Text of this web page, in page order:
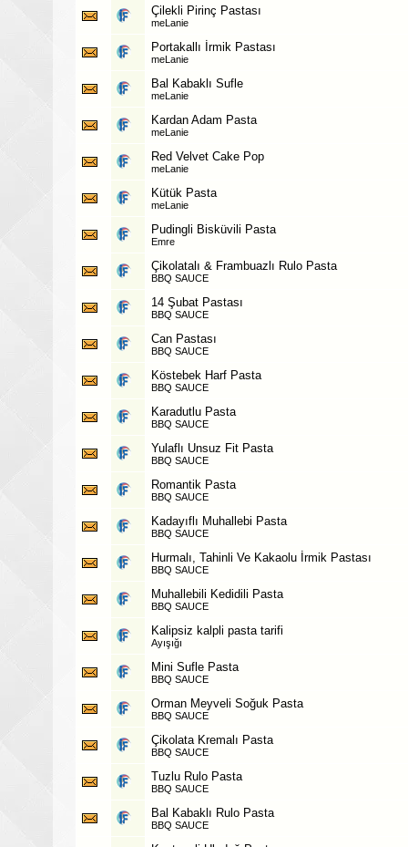
Çilekli Pirinç Pastası
meLanie
Portakallı İrmik Pastası
meLanie
Bal Kabaklı Sufle
meLanie
Kardan Adam Pasta
meLanie
Red Velvet Cake Pop
meLanie
Kütük Pasta
meLanie
Pudingli Bisküvili Pasta
Emre
Çikolatalı & Frambuazlı Rulo Pasta
BBQ SAUCE
14 Şubat Pastası
BBQ SAUCE
Can Pastası
BBQ SAUCE
Köstebek Harf Pasta
BBQ SAUCE
Karadutlu Pasta
BBQ SAUCE
Yulaflı Unsuz Fit Pasta
BBQ SAUCE
Romantik Pasta
BBQ SAUCE
Kadayıflı Muhallebi Pasta
BBQ SAUCE
Hurmalı, Tahinli Ve Kakaolu İrmik Pastası
BBQ SAUCE
Muhallebili Kedidili Pasta
BBQ SAUCE
Kalipsiz kalpli pasta tarifi
Ayışığı
Mini Sufle Pasta
BBQ SAUCE
Orman Meyveli Soğuk Pasta
BBQ SAUCE
Çikolata Kremalı Pasta
BBQ SAUCE
Tuzlu Rulo Pasta
BBQ SAUCE
Bal Kabaklı Rulo Pasta
BBQ SAUCE